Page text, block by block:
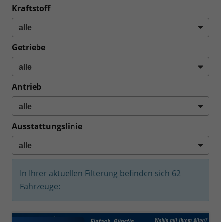
Kraftstoff
Getriebe
Antrieb
Ausstattungslinie
In Ihrer aktuellen Filterung befinden sich 62
Fahrzeuge: